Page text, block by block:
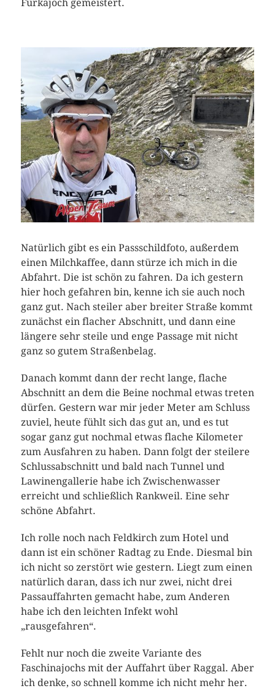
Furkajoch gemeistert.
Natürlich gibt es ein Passschildfoto, außerdem
einen Milchkaffee, dann stürze ich mich in die
Abfahrt. Die ist schön zu fahren. Da ich gestern
hier hoch gefahren bin, kenne ich sie auch noch
ganz gut. Nach steiler aber breiter Straße kommt
zunächst ein flacher Abschnitt, und dann eine
längere sehr steile und enge Passage mit nicht
ganz so gutem Straßenbelag.
Danach kommt dann der recht lange, flache
Abschnitt an dem die Beine nochmal etwas treten
dürfen. Gestern war mir jeder Meter am Schluss
zuviel, heute fühlt sich das gut an, und es tut
sogar ganz gut nochmal etwas flache Kilometer
zum Ausfahren zu haben. Dann folgt der steilere
Schlussabschnitt und bald nach Tunnel und
Lawinengallerie habe ich Zwischenwasser
erreicht und schließlich Rankweil. Eine sehr
schöne Abfahrt.
Ich rolle noch nach Feldkirch zum Hotel und
dann ist ein schöner Radtag zu Ende. Diesmal bin
ich nicht so zerstört wie gestern. Liegt zum einen
natürlich daran, dass ich nur zwei, nicht drei
Passauffahrten gemacht habe, zum Anderen
habe ich den leichten Infekt wohl
„rausgefahren“.
Fehlt nur noch die zweite Variante des
Faschinajochs mit der Auffahrt über Raggal. Aber
ich denke, so schnell komme ich nicht mehr her.